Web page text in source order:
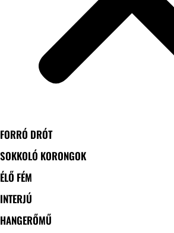
FORRÓ DRÓT
SOKKOLÓ KORONGOK
ÉLŐ FÉM
INTERJÚ
HANGERŐMŰ